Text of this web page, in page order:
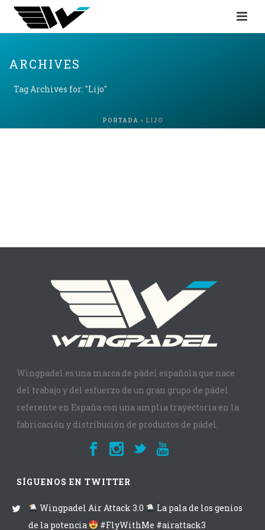
ARCHIVES
Tag Archives for: "Lijo"
PORTADA » LIJO
Wingpadel es una marca de pádel española que nace
del trabajo y del esfuerzo de un gran grupo de pádel
referente en España con una amplia trayectoria en la
fabricación y distribución de productos de pádel.
SÍGUENOS EN TWITTER
Wingpadel Air Attack 3.0
La pala de los genios
de la potencia
#FlyWithMe #airattack3